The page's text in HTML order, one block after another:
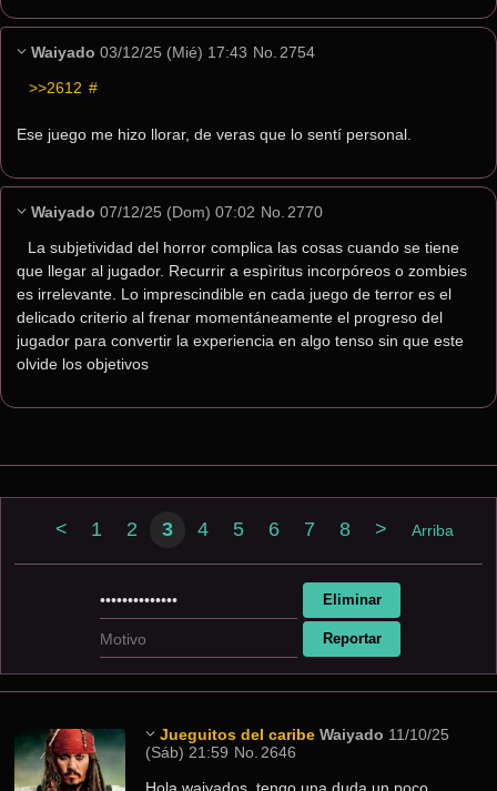
Waiyado 03/12/25 (Mié) 17:43 No. 2754
>>2612 #
Ese juego me hizo llorar, de veras que lo sentí personal.
Waiyado 07/12/25 (Dom) 07:02 No. 2770
La subjetividad del horror complica las cosas cuando se tiene
que llegar al jugador. Recurrir a espìritus incorpóreos o zombies
es irrelevante. Lo imprescindible en cada juego de terror es el
delicado criterio al frenar momentáneamente el progreso del
jugador para convertir la experiencia en algo tenso sin que este
olvide los objetivos
< 1 2 3 4 5 6 7 8 > Arriba
Jueguitos del caribe Waiyado 11/10/25
(Sáb) 21:59 No. 2646